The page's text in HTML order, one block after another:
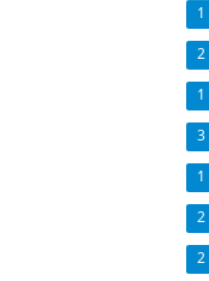
1
2
1
3
1
2
2